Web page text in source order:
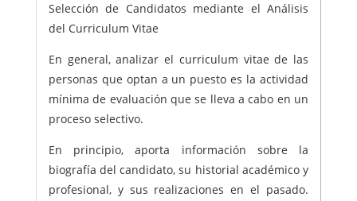
Selección de Candidatos mediante el Análisis
del Curriculum Vitae
En general, analizar el curriculum vitae de las
personas que optan a un puesto es la actividad
mínima de evaluación que se lleva a cabo en un
proceso selectivo.
En principio, aporta información sobre la
biografía del candidato, su historial académico y
profesional, y sus realizaciones en el pasado.